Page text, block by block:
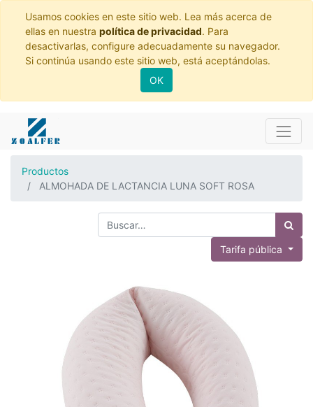
Usamos cookies en este sitio web. Lea más acerca de
ellas en nuestra política de privacidad. Para
desactivarlas, configure adecuadamente su navegador.
Si continúa usando este sitio web, está aceptándolas.
OK
Productos
ALMOHADA DE LACTANCIA LUNA SOFT ROSA
Tarifa pública